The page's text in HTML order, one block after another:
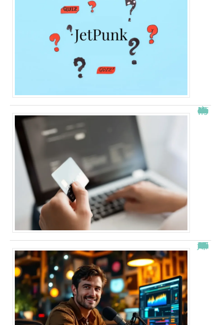
À quelle heure les virements bancaires passent Crédit Agricole ?
“Alexis Morel, journaliste : Qui est le fils de Apolline de Malherbe ?”